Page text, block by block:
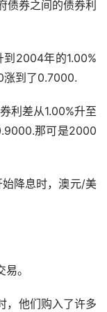
债券之间的债券利
2004年的1.00%
涨到了0.7000.
利差从1.00%升至
那可是2000
降息时，澳元/美
。
，他们购入了许多